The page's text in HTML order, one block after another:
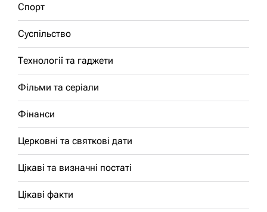
Спорт
Суспільство
Технології та гаджети
Фільми та серіали
Фінанси
Церковні та святкові дати
Цікаві та визначні постаті
Цікаві факти